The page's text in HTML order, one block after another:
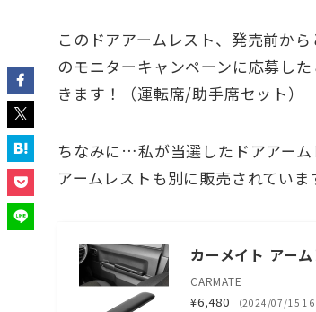
このドアアームレスト、発売前か
のモニターキャンペーンに応募し
きます！（運転席/助手席セット）
ちなみに…私が当選したドアアー
アームレストも別に販売されていま
カーメイト アー
CARMATE
¥6,480 （2024/07/15